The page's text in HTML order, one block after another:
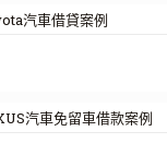
汽車借貸案例
汽車免留車借款案例